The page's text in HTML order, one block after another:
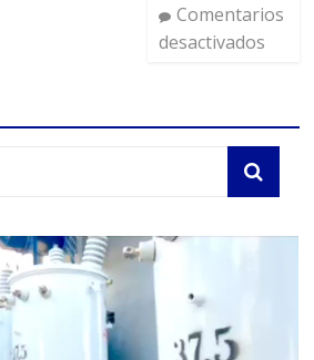
Comentarios
desactivados